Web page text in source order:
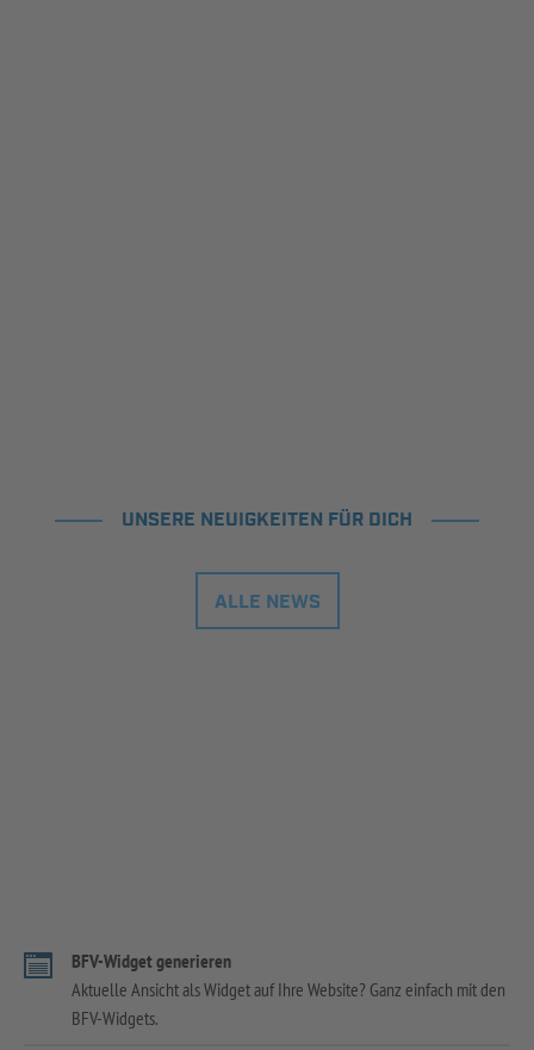
UNSERE NEUIGKEITEN FÜR DICH
ALLE NEWS
BFV-Widget generieren
Aktuelle Ansicht als Widget auf Ihre Website? Ganz einfach mit den
BFV-Widgets.